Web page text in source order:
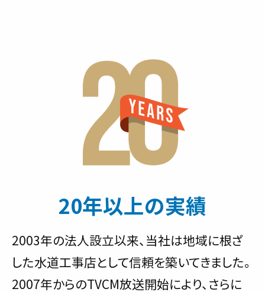
20年以上の実績
2003年の法人設立以来、当社は地域に根ざ
した水道工事店として信頼を築いてきました。
2007年からのTVCM放送開始により、さらに